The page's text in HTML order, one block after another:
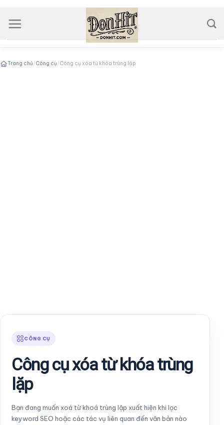
to
content
Trang chủ/Công cụ/Công cụ xóa từ khóa trùng lặp
CÔNG CỤ
Công cụ xóa từ khóa trùng
lặp
Bạn đang muốn xoá từ khoá trùng lặp xuất hiện khi lọc
keyword SEO hoặc các tác vụ liên quan đến văn bản nào